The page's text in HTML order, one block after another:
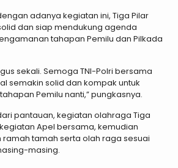
adanya kegiatan ini, Tiga Pilar
dan siap mendukung agenda
tahapan Pemilu dan Pilkada
sekali. Semoga TNI-Polri bersama
semakin solid dan kompak untuk
Pemilu nanti,” pungkasnya.
pantauan, kegiatan olahraga Tiga
Apel bersama, kemudian
tamah serta olah raga sesuai
masing.